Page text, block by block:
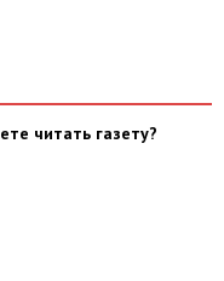
читать газету?